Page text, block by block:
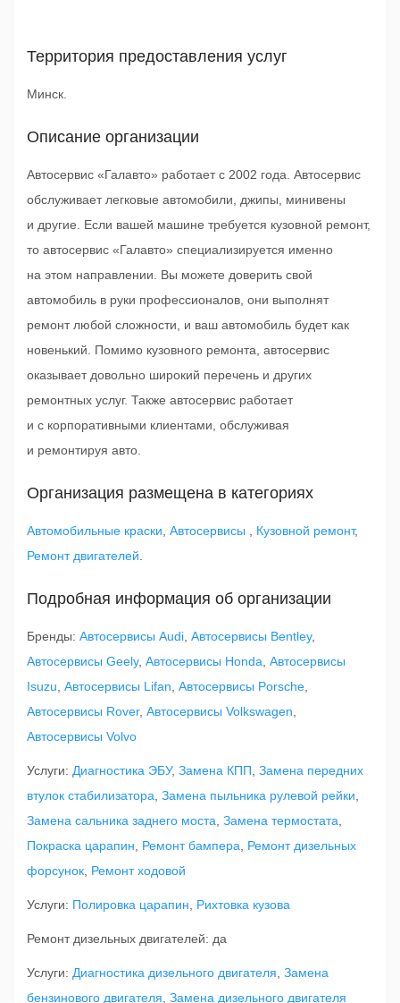
Территория предоставления услуг
Минск.
Описание организации
Автосервис «Галавто» работает с 2002 года. Автосервис
обслуживает легковые автомобили, джипы, минивены
и другие. Если вашей машине требуется кузовной ремонт,
то автосервис «Галавто» специализируется именно
на этом направлении. Вы можете доверить свой
автомобиль в руки профессионалов, они выполнят
ремонт любой сложности, и ваш автомобиль будет как
новенький. Помимо кузовного ремонта, автосервис
оказывает довольно широкий перечень и других
ремонтных услуг. Также автосервис работает
и с корпоративными клиентами, обслуживая
и ремонтируя авто.
Организация размещена в категориях
Автомобильные краски Автосервисы Кузовной ремонт,
Ремонт двигателей
Подробная информация об организации
Бренды: Автосервисы Audi Автосервисы Bentley,
Автосервисы Geely, Автосервисы Honda Автосервисы
Isuzu Автосервисы Lifan Автосервисы Porsche
Автосервисы Rover, Автосервисы Volkswagen
Автосервисы Volvo
Услуги: Диагностика ЭБУ, Замена КПП Замена передних
втулок стабилизатора Замена пыльника рулевой рейки
Замена сальника заднего моста Замена термостата
Покраска царапин
Ремонт бампера
Ремонт дизельных
форсунок Ремонт ходовой
Услуги: Полировка царапин Рихтовка кузова
Ремонт дизельных двигателей: да
Услуги: Диагностика дизельного двигателя Замена
бензинового двигателя Замена дизельного двигателя